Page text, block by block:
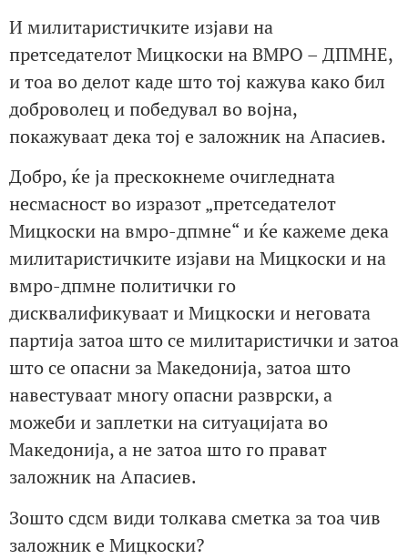
И милитаристичките изјави на
претседателот Мицкоски на ВМРО – ДПМНЕ,
и тоа во делот каде што тој кажува како бил
доброволец и победувал во војна,
покажуваат дека тој е заложник на Апасиев.
Добро, ќе ја прескокнеме очигледната
несмасност во изразот „претседателот
Мицкоски на вмро-дпмне“ и ќе кажеме дека
милитаристичките изјави на Мицкоски и на
вмро-дпмне политички го
дисквалификуваат и Мицкоски и неговата
партија затоа што се милитаристички и затоа
што се опасни за Македонија, затоа што
навестуваат многу опасни разврски, а
можеби и заплетки на ситуацијата во
Македонија, а не затоа што го прават
заложник на Апасиев.
Зошто сдсм види толкава сметка за тоа чив
заложник е Мицкоски?